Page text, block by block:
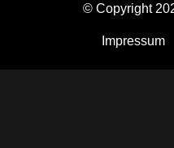
© Copyright
Impressum